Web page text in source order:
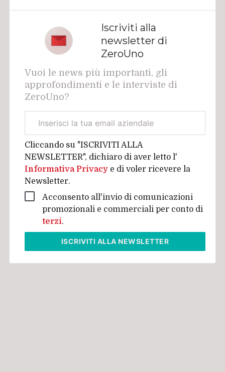
Iscriviti alla
newsletter di
ZeroUno
Vuoi le news più importanti, gli
approfondimenti e le interviste di
ZeroUno?
aziendale
Cliccando su "ISCRIVITI ALLA
NEWSLETTER", dichiaro di aver letto l'
Informativa Privacy e di voler ricevere la
Newsletter.
Acconsento all'invio di comunicazioni
promozionali e commerciali per conto di
terzi.
ISCRIVITI ALLA NEWSLETTER